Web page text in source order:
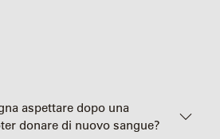
aspettare dopo una
donare di nuovo sangue?